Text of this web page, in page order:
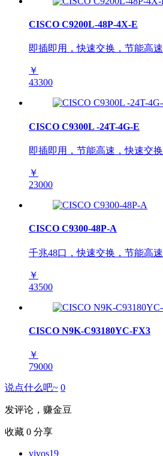
CISCO C9200L-48P-4X-E
即插即用，快速交换，节能高速
￥
43300
CISCO C9300L -24T-4G-E
即插即用，节能高速，快速交换
￥
23000
CISCO C9300-48P-A
千兆48口，快速交换，节能高速
￥
43500
CISCO N9K-C93180YC-FX3
￥
79000
说点什么吧~ 0
发评论，赚金豆
收藏 0 分享
vivos19